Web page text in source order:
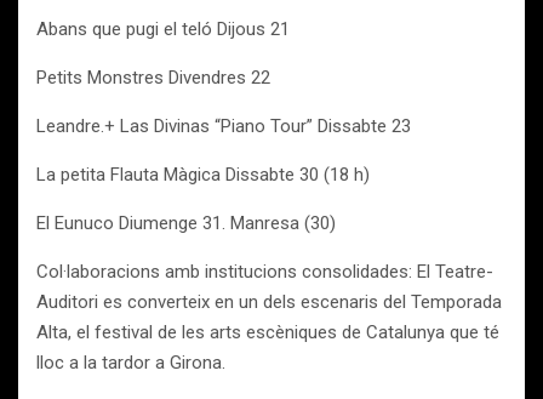
Abans que pugi el teló Dijous 21
Petits Monstres Divendres 22
Leandre.+ Las Divinas “Piano Tour” Dissabte 23
La petita Flauta Màgica Dissabte 30 (18 h)
El Eunuco Diumenge 31. Manresa (30)
Col·laboracions amb institucions consolidades: El Teatre-
Auditori es converteix en un dels escenaris del Temporada
Alta, el festival de les arts escèniques de Catalunya que té
lloc a la tardor a Girona.